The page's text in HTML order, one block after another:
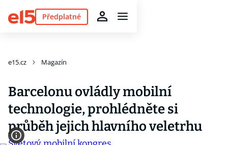
Předplatné
e15.cz Magazín
Barcelonu ovládly mobilní
technologie, prohlédněte si
průběh jejich hlavního veletrhu